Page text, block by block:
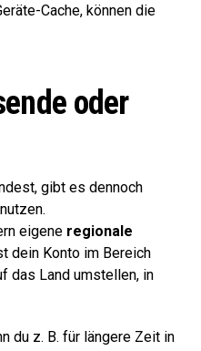
Cache, können die
oder
gibt es dennoch
eigene regionale
dein Konto im Bereich
das Land umstellen, in
du z. B. für längere Zeit in